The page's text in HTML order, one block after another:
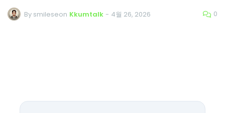
By smileseon Kkumtalk - 4월 26, 2026 0